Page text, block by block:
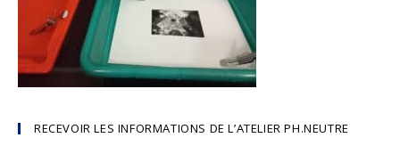
RECEVOIR LES INFORMATIONS DE L’ATELIER PH.NEUTRE